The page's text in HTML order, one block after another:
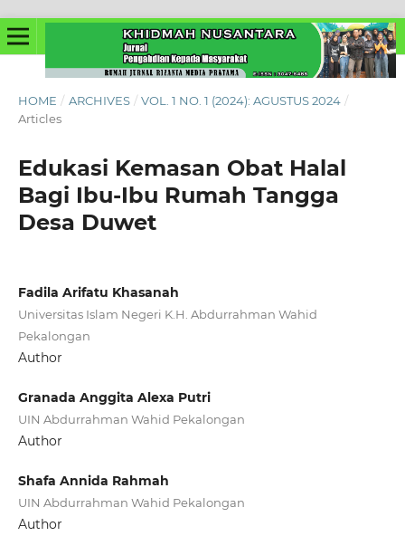
HOME / ARCHIVES / VOL. 1 NO. 1 (2024): AGUSTUS 2024 /
Articles
Edukasi Kemasan Obat Halal
Bagi Ibu-Ibu Rumah Tangga
Desa Duwet
Fadila Arifatu Khasanah
Universitas Islam Negeri K.H. Abdurrahman Wahid
Pekalongan
Author
Granada Anggita Alexa Putri
UIN Abdurrahman Wahid Pekalongan
Author
Shafa Annida Rahmah
UIN Abdurrahman Wahid Pekalongan
Author